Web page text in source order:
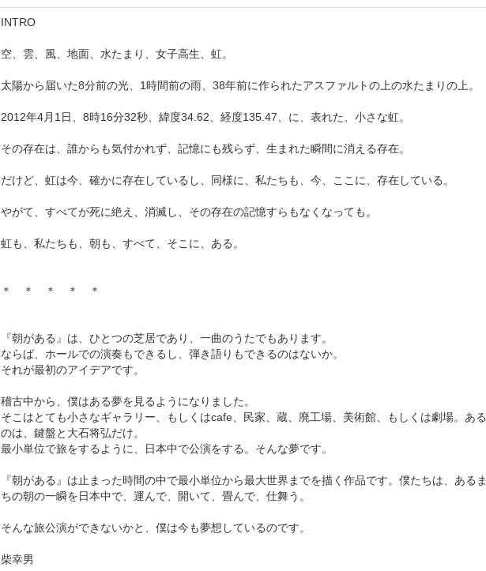
INTRO
空、雲、風、地面、水たまり、女子高生、虹。
太陽から届いた8分前の光、1時間前の雨、38年前に作られたアスファルトの上の水たまりの上。
2012年4月1日、8時16分32秒、緯度34.62、経度135.47、に、表れた、小さな虹。
その存在は、誰からも気付かれず、記憶にも残らず、生まれた瞬間に消える存在。
だけど、虹は今、確かに存在しているし、同様に、私たちも、今、ここに、存在している。
やがて、すべてが死に絶え、消滅し、その存在の記憶すらもなくなっても。
虹も、私たちも、朝も、すべて、そこに、ある。
＊ ＊ ＊ ＊ ＊
『朝がある』は、ひとつの芝居であり、一曲のうたでもあります。
ならば、ホールでの演奏もできるし、弾き語りもできるのはないか。
それが最初のアイデアです。
稽古中から、僕はある夢を見るようになりました。
そこはとても小さなギャラリー、もしくはcafe、民家、蔵、廃工場、美術館、もしくは劇場。ある
のは、鍵盤と大石将弘だけ。
最小単位で旅をするように、日本中で公演をする。そんな夢です。
『朝がある』は止まった時間の中で最小単位から最大世界までを描く作品です。僕たちは、あるま
ちの朝の一瞬を日本中で、運んで、開いて、畳んで、仕舞う。
そんな旅公演ができないかと、僕は今も夢想しているのです。
柴幸男